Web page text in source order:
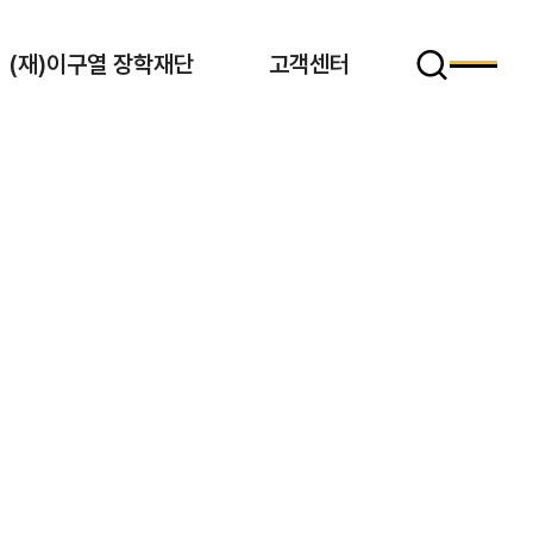
(재)이구열 장학재단 고객센터
전